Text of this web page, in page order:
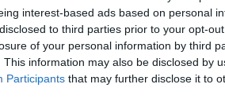
interest-based ads based on personal
to third parties prior to your opt-
of your personal information by third
This information may also be disclosed by
Participants that may further disclose it to
que la posicion S no hace que las
el motor alto de rpm's.